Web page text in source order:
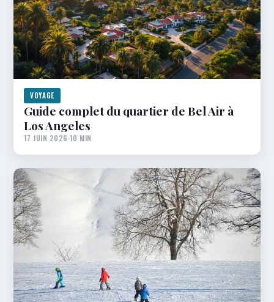
VOYAGE
Guide complet du quartier de Bel Air à
Los Angeles
17 JUIN 2026·10 MIN